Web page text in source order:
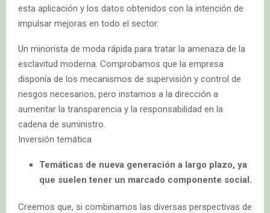
esta aplicación y los datos obtenidos con la intención de
impulsar mejoras en todo el sector.
Un minorista de moda rápida para tratar la amenaza de la
esclavitud moderna. Comprobamos que la empresa
disponía de los mecanismos de supervisión y control de
riesgos necesarios, pero instamos a la dirección a
aumentar la transparencia y la responsabilidad en la
cadena de suministro.
Inversión temática
Temáticas de nueva generación a largo plazo, ya
que suelen tener un marcado componente social.
Creemos que, si combinamos las diversas perspectivas de